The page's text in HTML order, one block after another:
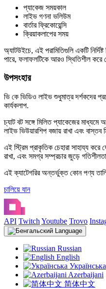
প্যাকেজ সময়কাল
লাইভ গণনা ভলিউম
বার্তার ফ্রিকোয়েন্সি
ক্রিয়াকলাপের সময়
অ্যাটউইচে, এই পরামিতিগুলি একটি
পারে, ফলাফলটিকে আরও স্থিতিশীল করে
উপসংহার
ভি কে ভিডিও লাইভ শুধুমাত্র দর্শকদের
কার্যকলাপ.
চ্যাট বট সঙ্গে মিলিত প্যাকেজের
লাইভ ভিউয়ারশিপ বজায় রাখা এবং বাস্তব
এই স্ট্রিম প্রাকৃতিক চেহারা সাহায্য করে
রাখা, এবং সমগ্র সম্প্রচার জুড়ে গতিশীলতা
এই ক্যাটেগরির অন্তর্ভুক্ত কোন পণ্য
চালিয়ে যান
API Twitch Youtube Trovo
Language
Russian
English
Українська
Azerbaijani
简体中文